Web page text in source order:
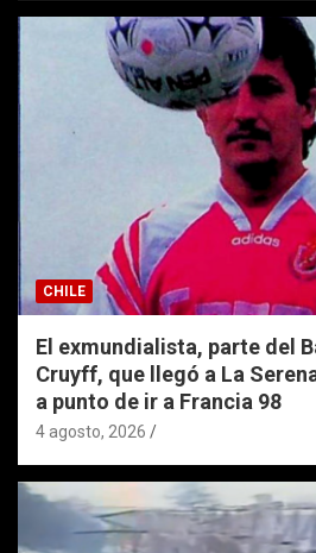
CHILE
El exmundialista, parte del
Cruyff, que llegó a La
a punto de ir a Francia 98
4 agosto, 2026